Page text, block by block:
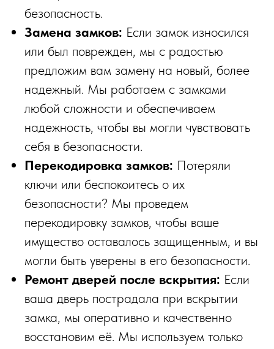
безопасность.
Замена замков: Если замок износился
или был поврежден, мы с радостью
предложим вам замену на новый, более
надежный. Мы работаем с замками
любой сложности и обеспечиваем
надежность, чтобы вы могли чувствовать
себя в безопасности.
Перекодировка замков: Потеряли
ключи или беспокоитесь о их
безопасности? Мы проведем
перекодировку замков, чтобы ваше
имущество оставалось защищенным, и вы
могли быть уверены в его безопасности.
Ремонт дверей после вскрытия: Если
ваша дверь пострадала при вскрытии
замка, мы оперативно и качественно
восстановим её. Мы используем только